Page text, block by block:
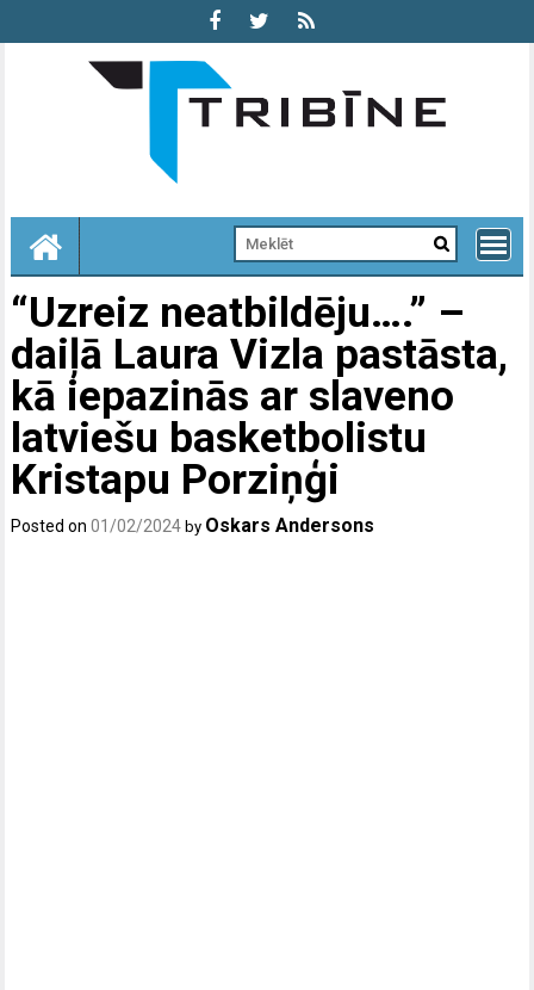
“Uzreiz neatbildēju….” –
daiļā Laura Vizla pastāsta,
kā iepazinās ar slaveno
latviešu basketbolistu
Kristapu Porziņģi
Posted on01/02/2024 by Oskars Andersons